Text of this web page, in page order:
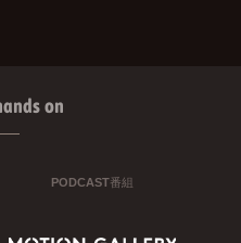
on
PODCAST番組